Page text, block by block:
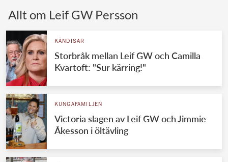
UTLÄNDSKT
VÄRLDENS KUNGAHUS
Svenska kungahuset
Brittiska kungahuset
REDAKTION
Allt om Leif GW Persson
KÄNDISAR
Storbråk mellan Leif GW och Camilla
Kvartoft: "Sur kärring!"
KUNGAFAMILJEN
Victoria slagen av Leif GW och Jimmie
Åkesson i öltävling